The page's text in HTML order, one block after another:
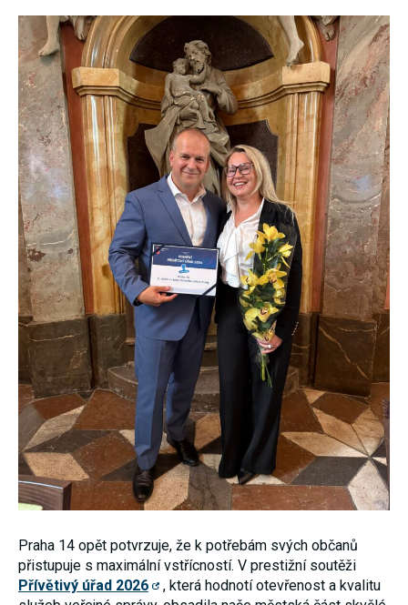
Praha 14 opět potvrzuje, že k potřebám svých občanů
přistupuje s maximální vstřícností. V prestižní soutěži
Přívětivý úřad 2026
, která hodnotí otevřenost a kvalitu
Technické
cookies
Technické
cookies jsou
nezbytné pro
správné
fungování
webu a všech
funkcí, které
nabízí.
Nepožadujeme
Váš souhlas s
využitím
technických
cookies na
našem webu.
Z tohoto
důvodu
technické
cookies
nemohou být
individuálně
deaktivovány
aktivovány.
Analytické
cookies
Analytické
umožňují
měření
výkonu
našeho webu
a našich